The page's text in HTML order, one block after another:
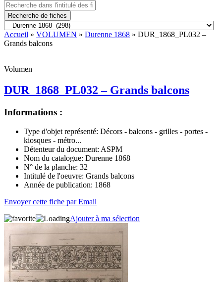
Recherche de fiches
Accueil » VOLUMEN » Durenne 1868 » DUR_1868_PL032 –
Grands balcons
Volumen
DUR_1868_PL032 – Grands balcons
Informations :
Type d'objet représenté: Décors - balcons - grilles - portes -
kiosques - métro...
Détenteur du document: ASPM
Nom du catalogue: Durenne 1868
N° de la planche: 32
Intitulé de l'oeuvre: Grands balcons
Année de publication: 1868
Envoyer cette fiche par Email
Ajouter à ma sélection